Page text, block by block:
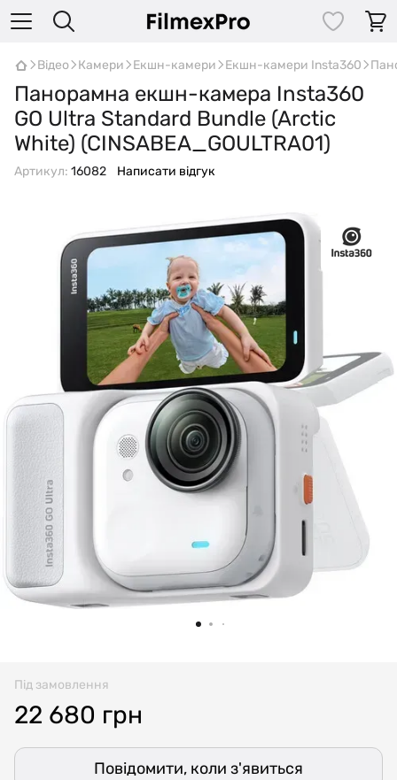
Відео Камери Екшн-камери Екшн-камери Insta360
Панорамна екшн-камера Insta360
GO Ultra Standard Bundle (Arctic
White) (CINSABEA_GOULTRA01)
Артикул: 16082 Написати відгук
Під замовлення
22 680 грн
Повідомити, коли з'явиться